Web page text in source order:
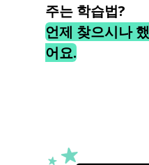
주는 학습법?
언제 찾으시나 했
어요.